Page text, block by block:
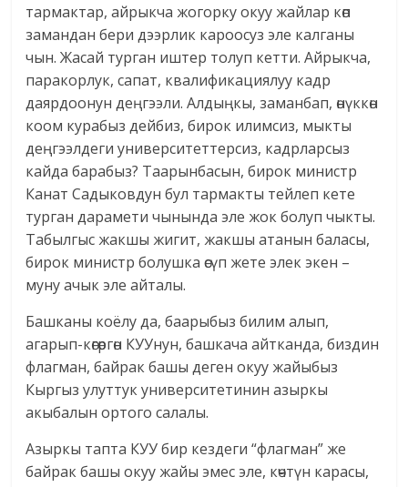
тармактар, айрыкча жогорку окуу жайлар көп
замандан бери дээрлик кароосуз эле калганы
чын. Жасай турган иштер толуп кетти. Айрыкча,
паракорлук, сапат, квалификациялуу кадр
даярдоонун деңгээли. Алдыңкы, заманбап, өнүккөн
коом курабыз дейбиз, бирок илимсиз, мыкты
деңгээлдеги университеттерсиз, кадрларсыз
кайда барабыз? Таарынбасын, бирок министр
Канат Садыковдун бул тармакты тейлеп кете
турган дарамети чынында эле жок болуп чыкты.
Табылгыс жакшы жигит, жакшы атанын баласы,
бирок министр болушка өсүп жете элек экен –
муну ачык эле айталы.
Башканы коёлу да, баарыбыз билим алып,
агарып-көгөргөн КУУнун, башкача айтканда, биздин
флагман, байрак башы деген окуу жайыбыз
Кыргыз улуттук университетинин азыркы
акыбалын ортого салалы.
Азыркы тапта КУУ бир кездеги “флагман” же
байрак башы окуу жайы эмес эле, көчтүн карасы,